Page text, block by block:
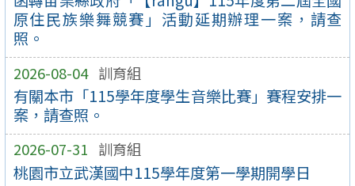
原住民族樂舞競賽」活動延期辦理一案，請查
照。
2026-08-04 訓育組
有關本市「115學年度學生音樂比賽」賽程安排一
案，請查照。
2026-07-31 訓育組
桃園市立武漢國中115學年度第一學期開學日